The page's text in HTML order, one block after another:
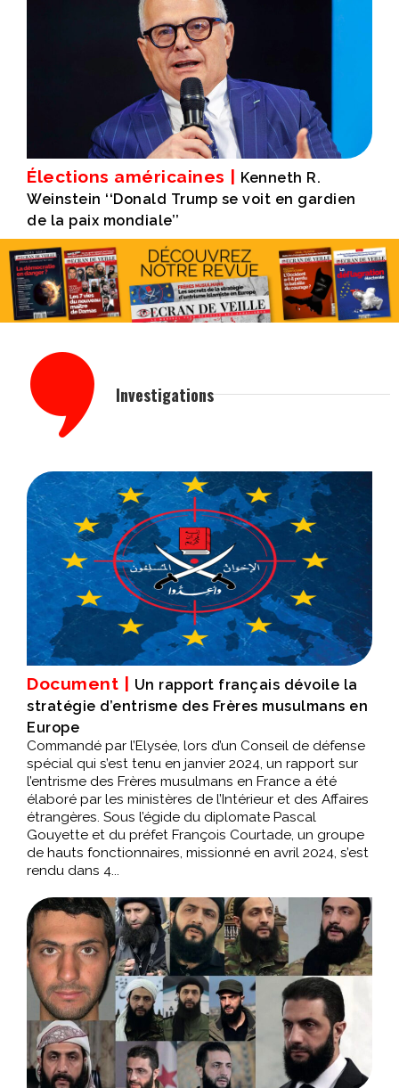
Élections américaines |
Kenneth R.
Weinstein ‘‘Donald Trump se voit en gardien
de la paix mondiale’’
Investigations
Document |
Un rapport français dévoile la
stratégie d’entrisme des Frères musulmans en
Europe
Commandé par l’Elysée, lors d’un Conseil de défense
spécial qui s’est tenu en janvier 2024, un rapport sur
l’entrisme des Frères musulmans en France a été
élaboré par les ministères de l’Intérieur et des Affaires
étrangères. Sous l’égide du diplomate Pascal
Gouyette et du préfet François Courtade, un groupe
de hauts fonctionnaires, missionné en avril 2024, s’est
rendu dans 4...